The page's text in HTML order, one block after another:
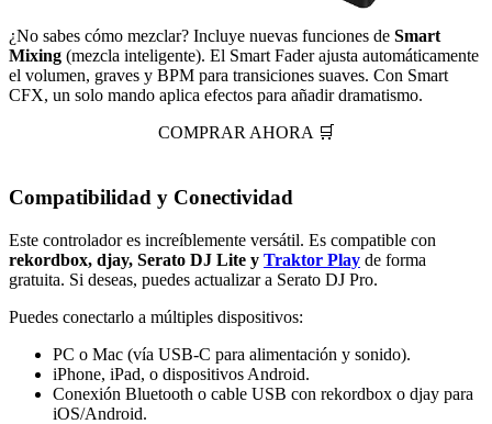
¿No sabes cómo mezclar? Incluye nuevas funciones de Smart
Mixing (mezcla inteligente). El Smart Fader ajusta automáticamente
el volumen, graves y BPM para transiciones suaves. Con Smart
CFX, un solo mando aplica efectos para añadir dramatismo.
COMPRAR AHORA 🛒
Compatibilidad y Conectividad
Este controlador es increíblemente versátil. Es compatible con
rekordbox, djay, Serato DJ Lite y Traktor Play de forma
gratuita. Si deseas, puedes actualizar a Serato DJ Pro.
Puedes conectarlo a múltiples dispositivos:
PC o Mac (vía USB-C para alimentación y sonido).
iPhone, iPad, o dispositivos Android.
Conexión Bluetooth o cable USB con rekordbox o djay para
iOS/Android.